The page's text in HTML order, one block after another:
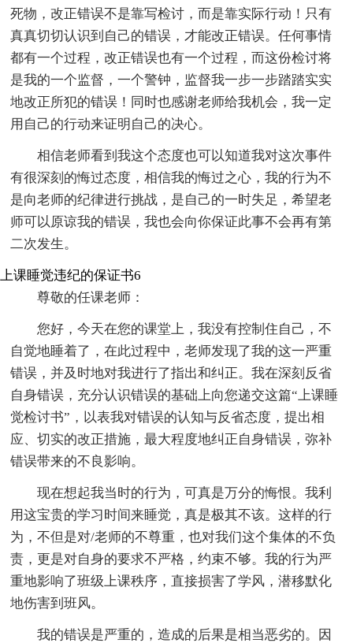
死物，改正错误不是靠写检讨，而是靠实际行动！只有
真真切切认识到自己的错误，才能改正错误。任何事情
都有一个过程，改正错误也有一个过程，而这份检讨将
是我的一个监督，一个警钟，监督我一步一步踏踏实实
地改正所犯的错误！同时也感谢老师给我机会，我一定
用自己的行动来证明自己的决心。
相信老师看到我这个态度也可以知道我对这次事件
有很深刻的悔过态度，相信我的悔过之心，我的行为不
是向老师的纪律进行挑战，是自己的一时失足，希望老
师可以原谅我的错误，我也会向你保证此事不会再有第
二次发生。
上课睡觉违纪的保证书6
尊敬的任课老师：
您好，今天在您的课堂上，我没有控制住自己，不
自觉地睡着了，在此过程中，老师发现了我的这一严重
错误，并及时地对我进行了指出和纠正。我在深刻反省
自身错误，充分认识错误的基础上向您递交这篇“上课睡
觉检讨书”，以表我对错误的认知与反省态度，提出相
应、切实的改正措施，最大程度地纠正自身错误，弥补
错误带来的不良影响。
现在想起我当时的行为，可真是万分的悔恨。我利
用这宝贵的学习时间来睡觉，真是极其不该。这样的行
为，不但是对/老师的不尊重，也对我们这个集体的不负
责，更是对自身的要求不严格，约束不够。我的行为严
重地影响了班级上课秩序，直接损害了学风，潜移默化
地伤害到班风。
我的错误是严重的，造成的后果是相当恶劣的。因